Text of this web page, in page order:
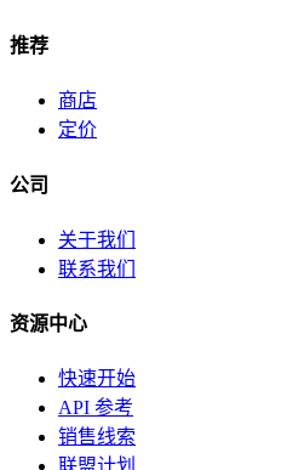
推荐
商店
定价
公司
关于我们
联系我们
资源中心
快速开始
API 参考
销售线索